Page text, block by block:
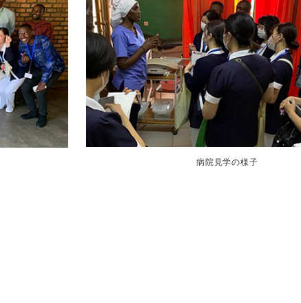
病院見学の様子